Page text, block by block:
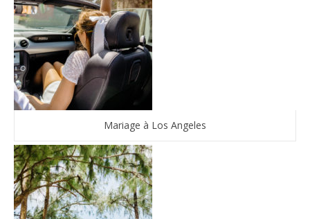
Mariage à Los Angeles